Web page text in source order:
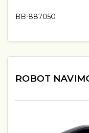
BB-887050
ROBOT